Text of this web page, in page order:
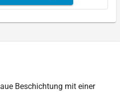
Beschichtung mit einer